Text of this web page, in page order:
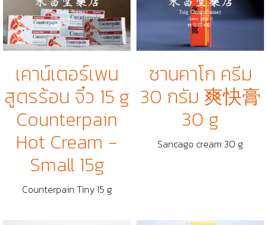
เคาน์เตอร์เพน
สูตรร้อน จิ๋ว 15 g
Counterpain
Hot Cream -
Small 15g
Counterpain Tiny 15 g
ซานคาโก ครีม
30 กรัม 爽快膏
30 g
Sancago cream 30 g